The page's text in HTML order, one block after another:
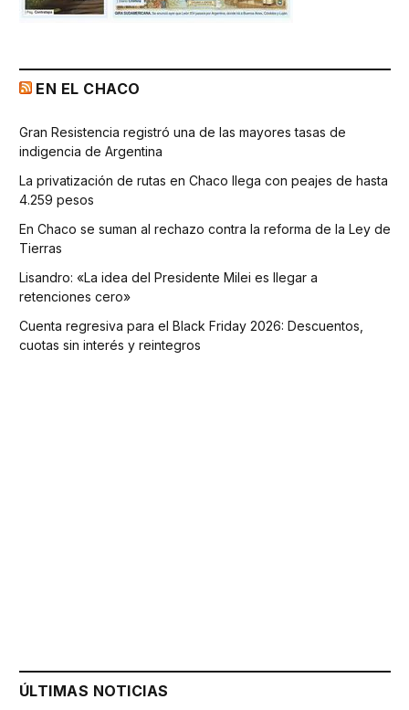
EN EL CHACO
Gran Resistencia registró una de las mayores tasas de
indigencia de Argentina
La privatización de rutas en Chaco llega con peajes de hasta
4.259 pesos
En Chaco se suman al rechazo contra la reforma de la Ley de
Tierras
Lisandro: «La idea del Presidente Milei es llegar a
retenciones cero»
Cuenta regresiva para el Black Friday 2026: Descuentos,
cuotas sin interés y reintegros
ÚLTIMAS NOTICIAS